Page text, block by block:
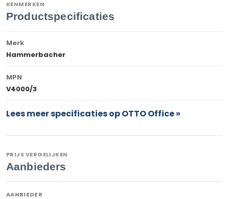
KENMERKEN
Productspecificaties
Merk
Hammerbacher
MPN
V4000/3
Lees meer specificaties op OTTO Office »
PRIJS VERGELIJKEN
Aanbieders